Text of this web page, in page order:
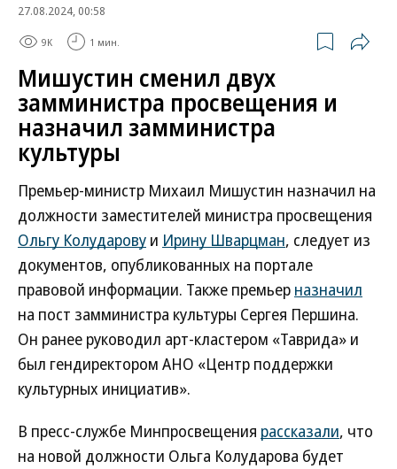
27.08.2024, 00:58
9K 1 мин.
Мишустин сменил двух
замминистра просвещения и
назначил замминистра
культуры
Премьер-министр Михаил Мишустин назначил на
должности заместителей министра просвещения
Ольгу Колударову и Ирину Шварцман, следует из
документов, опубликованных на портале
правовой информации. Также премьер назначил
на пост замминистра культуры Сергея Першина.
Он ранее руководил арт-кластером «Таврида» и
был гендиректором АНО «Центр поддержки
культурных инициатив».
В пресс-службе Минпросвещения рассказали, что
на новой должности Ольга Колударова будет